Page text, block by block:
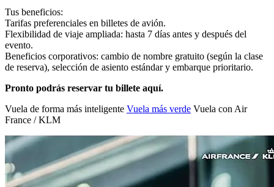
Tus beneficios:
Tarifas preferenciales en billetes de avión.
Flexibilidad de viaje ampliada: hasta 7 días antes y después del
evento.
Beneficios corporativos: cambio de nombre gratuito (según la clase
de reserva), selección de asiento estándar y embarque prioritario.
Pronto podrás reservar tu billete aquí.
Vuela de forma más inteligente Vuela más verde Vuela con Air
France / KLM